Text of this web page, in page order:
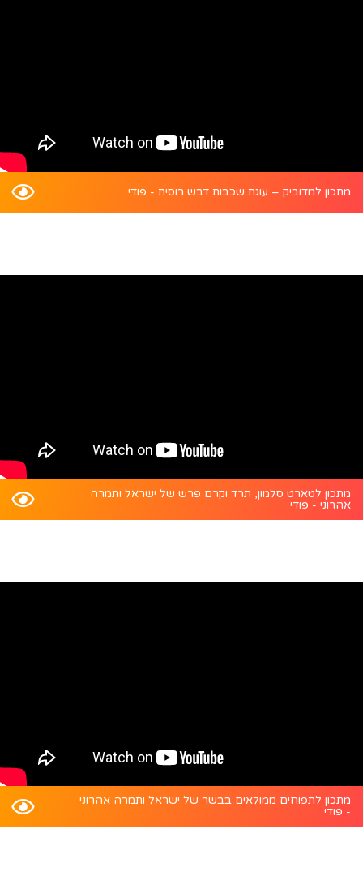
מתכון למדוביק – עוגת שכבות דבש רוסית - פודי
מתכון לטארט סלמון, תרד וקרם פרש של ישראל ותמרה
אהרוני - פודי
מתכון לתפוחים ממולאים בבשר של ישראל ותמרה אהרוני
- פודי